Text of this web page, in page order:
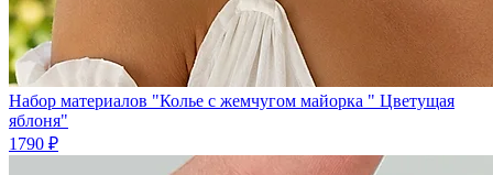
Набор материалов "Колье с жемчугом майорка " Цветущая
яблоня"
1790 ₽